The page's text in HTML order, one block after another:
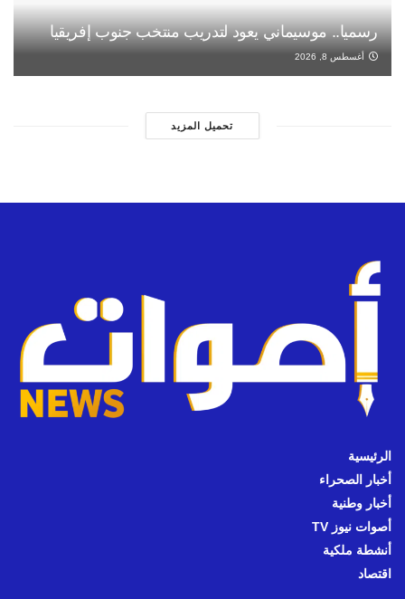
رسميا.. موسيماني يعود لتدريب منتخب جنوب إفريقيا
أغسطس 8, 2026
تحميل المزيد
الرئيسية
أخبار الصحراء
أخبار وطنية
أصوات نيوز TV
أنشطة ملكية
اقتصاد